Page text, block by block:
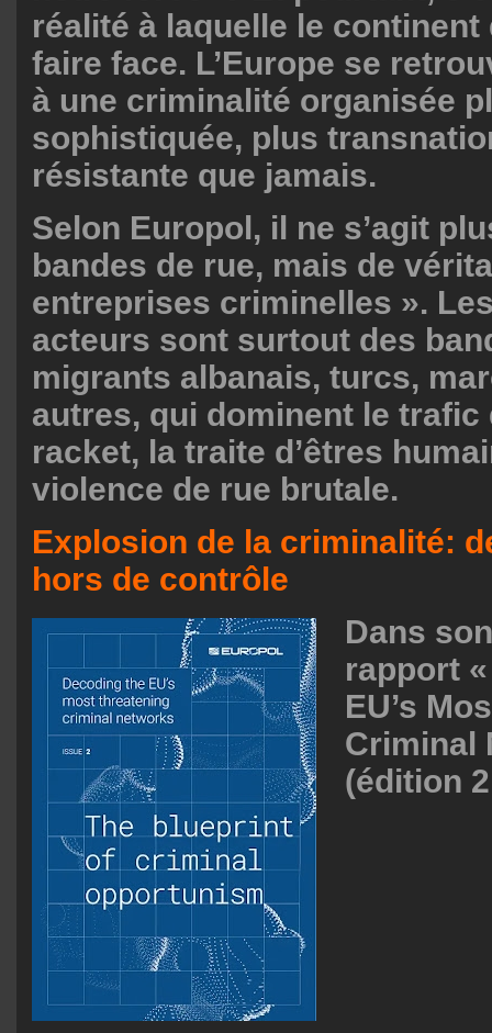
réalité à laquelle le
faire face. L’Europe se
à une criminalité organisée
sophistiquée, plus
résistante que jamais.
Selon Europol, il ne s’agit
bandes de rue, mais de
entreprises criminelles ».
acteurs sont surtout des
migrants albanais, turcs,
autres, qui dominent le trafic
racket, la traite d’êtres
violence de rue brutale.
Explosion de la criminalité:
hors de contrôle
Dans
rapport
EU’s
Criminal
(édition